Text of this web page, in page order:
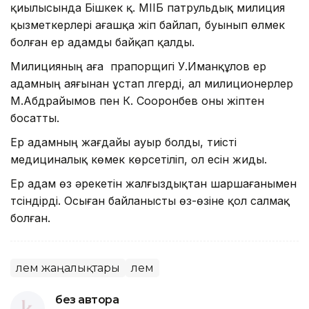
қиылысында Бішкек қ. МІІБ патрульдық милиция
қызметкерлері ағашқа жіп байлап, буынып өлмек
болған ер адамды байқап қалды.
Милицияның аға прапорщигі У.Иманқұлов ер
адамның аяғынан ұстап үлгерді, ал милиционерлер
М.Абдрайымов пен К. Сооронбев оны жіптен
босатты.
Ер адамның жағдайы ауыр болды, тиісті
медициналық көмек көрсетіліп, ол есін жиды.
Ер адам өз әрекетін жалғыздықтан шаршағанымен
түсіндірді. Осыған байланысты өз-өзіне қол салмақ
болған.
Әлем жаңалықтары Әлем
без автора